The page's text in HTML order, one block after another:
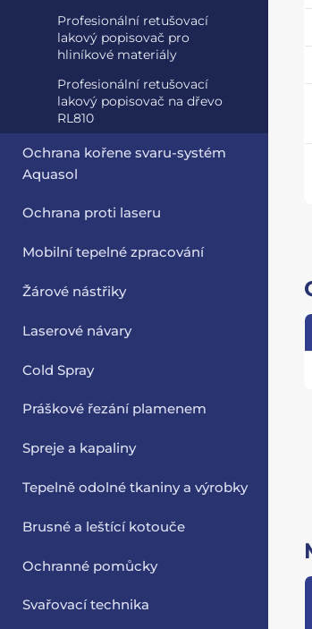
Profesionální retušovací
lakový popisovač pro
hliníkové materiály
Profesionální retušovací
lakový popisovač na dřevo
RL810
Ochrana kořene svaru-systém
Aquasol
Ochrana proti laseru
Mobilní tepelné zpracování
Žárové nástřiky
Laserové návary
Cold Spray
Práškové řezání plamenem
Spreje a kapaliny
Tepelně odolné tkaniny a výrobky
Brusné a leštící kotouče
Ochranné pomůcky
Svařovací technika